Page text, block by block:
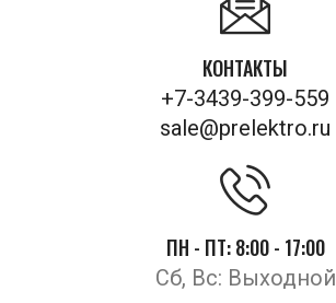
КОНТАКТЫ
+7-3439-399-559
sale@prelektro.ru
ПН - ПТ: 8:00 - 17:00
Сб, Вс: Выходной